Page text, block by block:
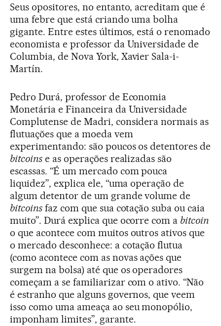
Seus opositores, no entanto, acreditam que é
uma febre que está criando uma bolha
gigante. Entre estes últimos, está o renomado
economista e professor da Universidade de
Columbia, de Nova York, Xavier Sala-i-
Martín.
Pedro Durá, professor de Economia
Monetária e Financeira da Universidade
Complutense de Madri, considera normais as
flutuações que a moeda vem
experimentando: são poucos os detentores de
bitcoinse as operações realizadas são
escassas. “É um mercado com pouca
liquidez”, explica ele, “uma operação de
algum detentor de um grande volume de
bitcoinsfaz com que sua cotação suba ou caia
muito”. Durá explica que ocorre com a bitcoin
o que acontece com muitos outros ativos que
o mercado desconhece: a cotação flutua
(como acontece com as novas ações que
surgem na bolsa) até que os operadores
começam a se familiarizar com o ativo. “Não
é estranho que alguns governos, que veem
isso como uma ameaça ao seu monopólio,
imponham limites”, garante.